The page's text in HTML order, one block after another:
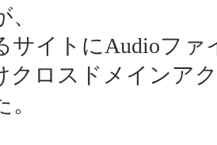
、
サイトにAudioフ
クロスドメインア
。